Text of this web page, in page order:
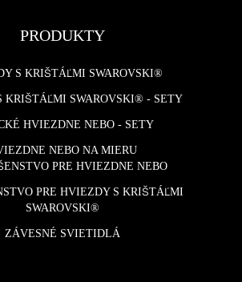
PRODUKTY
S KRIŠTÁĽMI SWAROVSKI®
KRIŠTÁĽMI SWAROVSKI® - SETY
HVIEZDNE NEBO - SETY
NEBO NA MIERU
PRE HVIEZDNE NEBO
PRE HVIEZDY S KRIŠTÁĽMI
SWAROVSKI®
ZÁVESNÉ SVIETIDLÁ